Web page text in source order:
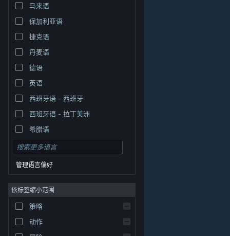
© Valve Corporation。保留所有权利。所有商标均为其在
律信息| 无障碍
马来语
保加利亚语
捷克语
丹麦语
德语
英语
西班牙语 - 西班牙
西班牙语 - 拉丁美洲
希腊语
管理语言偏好
依标签缩小范围
策略
动作